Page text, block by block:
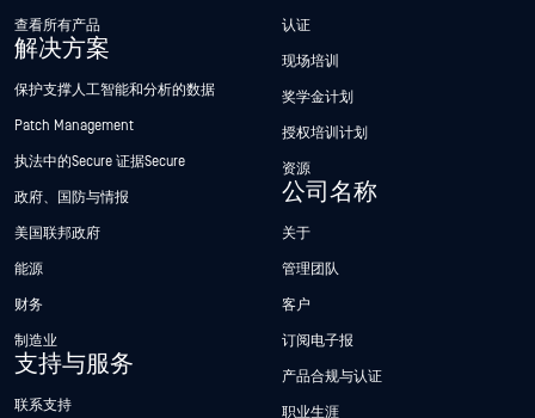
查看所有产品
解决方案
保护支撑人工智能和分析的数据
Patch Management
执法中的Secure 证据Secure
政府、国防与情报
美国联邦政府
能源
财务
制造业
支持与服务
联系支持
认证
现场培训
奖学金计划
授权培训计划
资源
公司名称
关于
管理团队
客户
订阅电子报
产品合规与认证
职业生涯